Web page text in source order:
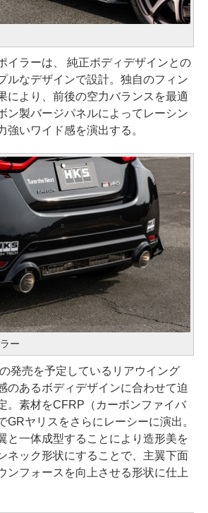
イラーは、 純正ボディデザインとの
ルなデザインで設計。独自のフィン
により、前後の空力バランスを最適
ン製バージパネルによってレーシン
強いワイド感を演出する。
ー
発売を予定しているリアウイング
のあるボディデザインに合わせて迫
。素材をCFRP（カーボンファイバ
GRヤリスをさらにレーシーに演出。
と一体成型することにより造形美を
ネック形状にすることで、主翼下面
ンフォースを向上させる形状に仕上